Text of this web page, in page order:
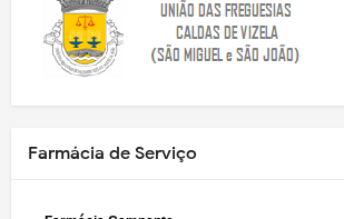
Farmácia de Serviço